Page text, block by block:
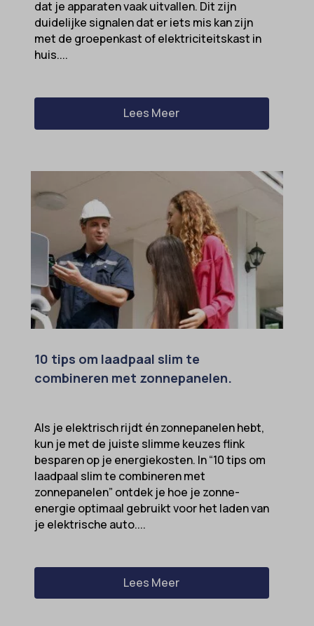
dat je apparaten vaak uitvallen. Dit zijn
duidelijke signalen dat er iets mis kan zijn
met de groepenkast of elektriciteitskast in
huis....
Lees Meer
10 tips om laadpaal slim te
combineren met zonnepanelen.
Als je elektrisch rijdt én zonnepanelen hebt,
kun je met de juiste slimme keuzes flink
besparen op je energiekosten. In “10 tips om
laadpaal slim te combineren met
zonnepanelen” ontdek je hoe je zonne-
energie optimaal gebruikt voor het laden van
je elektrische auto....
Lees Meer